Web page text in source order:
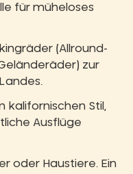
für müheloses
(Allround-
zur
kalifornischen Stil,
Ausflüge
oder Haustiere. Ein